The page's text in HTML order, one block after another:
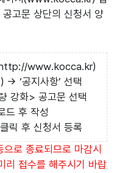
고문 상단의 신청서 양
www.kocca.kr)
→ ‘공지사항’ 선택
강화> 공고문 선택
드 후 작성
릭 후 신청서 등록
로 종료되므로 마감시
리 접수를 해주시기 바랍